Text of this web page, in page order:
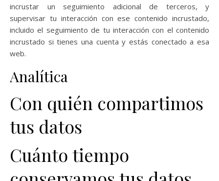
incrustar un seguimiento adicional de terceros, y
supervisar tu interacción con ese contenido incrustado,
incluido el seguimiento de tu interacción con el contenido
incrustado si tienes una cuenta y estás conectado a esa
web.
Analítica
Con quién compartimos
tus datos
Cuánto tiempo